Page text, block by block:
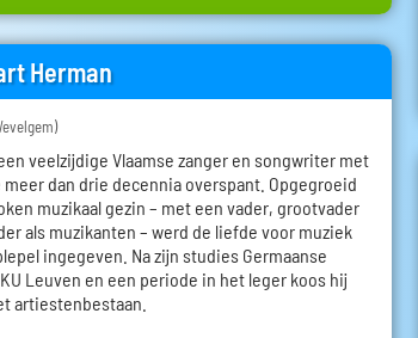
Herman
veelzijdige Vlaamse zanger en songwriter met
dan drie decennia overspant. Opgegroeid
muzikaal gezin – met een vader, grootvader
als muzikanten – werd de liefde voor muziek
ingegeven. Na zijn studies Germaanse
Leuven en een periode in het leger koos hij
artiestenbestaan.